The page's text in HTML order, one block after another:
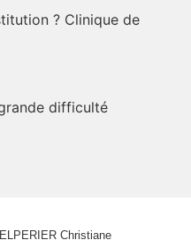
? Clinique de
difficulté
Christiane